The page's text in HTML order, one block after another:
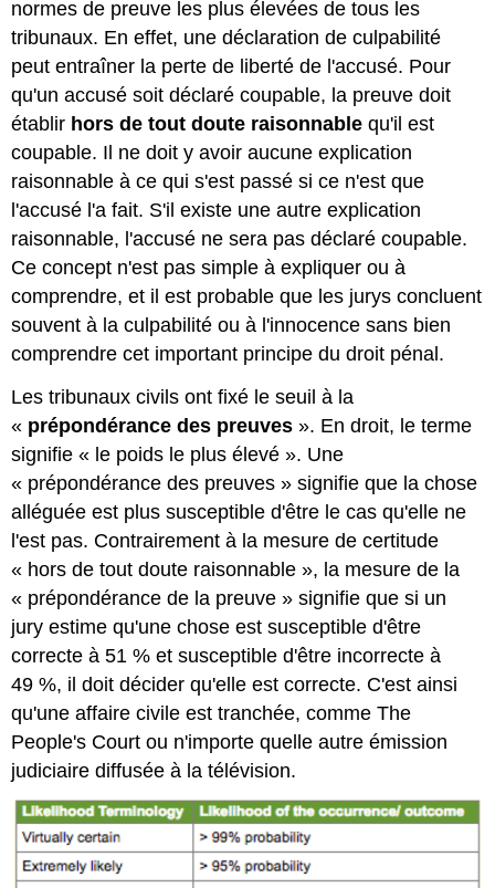
normes de preuve les plus élevées de tous les
tribunaux. En effet, une déclaration de culpabilité
peut entraîner la perte de liberté de l'accusé. Pour
qu'un accusé soit déclaré coupable, la preuve doit
établir hors de tout doute raisonnable qu'il est
coupable. Il ne doit y avoir aucune explication
raisonnable à ce qui s'est passé si ce n'est que
l'accusé l'a fait. S'il existe une autre explication
raisonnable, l'accusé ne sera pas déclaré coupable.
Ce concept n'est pas simple à expliquer ou à
comprendre, et il est probable que les jurys concluent
souvent à la culpabilité ou à l'innocence sans bien
comprendre cet important principe du droit pénal.
Les tribunaux civils ont fixé le seuil à la
« prépondérance des preuves ». En droit, le terme
signifie « le poids le plus élevé ». Une
« prépondérance des preuves » signifie que la chose
alléguée est plus susceptible d'être le cas qu'elle ne
l'est pas. Contrairement à la mesure de certitude
« hors de tout doute raisonnable », la mesure de la
« prépondérance de la preuve » signifie que si un
jury estime qu'une chose est susceptible d'être
correcte à 51 % et susceptible d'être incorrecte à
49 %, il doit décider qu'elle est correcte. C'est ainsi
qu'une affaire civile est tranchée, comme The
People's Court ou n'importe quelle autre émission
judiciaire diffusée à la télévision.